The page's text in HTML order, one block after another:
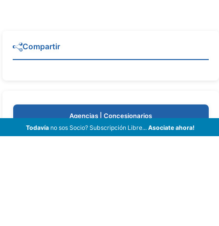
Compartir
Agencias | Concesionarios
Todavíano sos Socio? Subscripción Libre... Asociate ahora!